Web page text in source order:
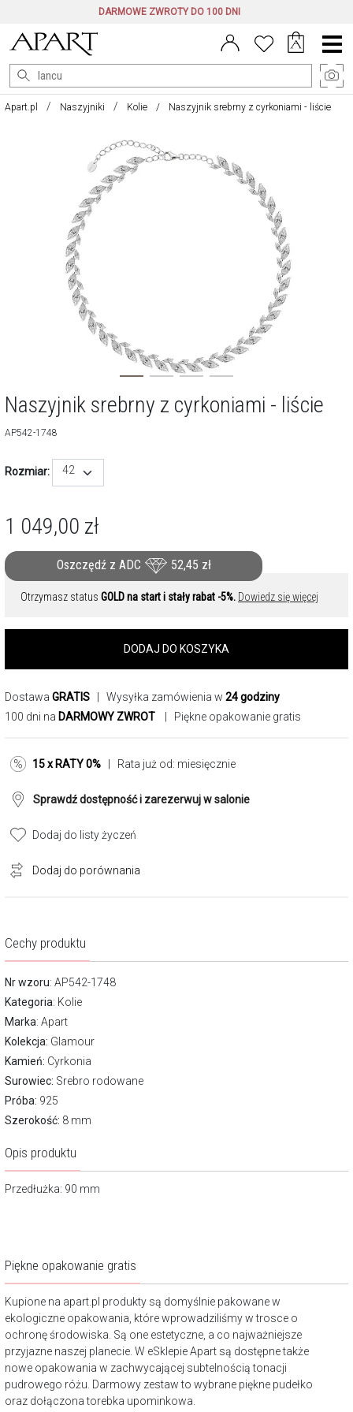
DARMOWE ZWROTY DO 100 DNI
Menu
główne
Apart.pl Naszyjniki Kolie Naszyjnik srebrny z cyrkoniami - liście
Naszyjnik srebrny z cyrkoniami - liście
AP542-1748
Rozmiar: 42
1 049,00 zł
Oszczędź z ADC 52,45 zł
Otrzymasz status GOLD na start i stały rabat -5%. Dowiedz się więcej
DODAJ DO KOSZYKA
Dostawa GRATIS | Wysyłka zamówienia w 24 godziny
100 dni na DARMOWY ZWROT | Piękne opakowanie gratis
15 x RATY 0% | Rata już od: miesięcznie
Sprawdź dostępność i zarezerwuj w salonie
Dodaj do listy życzeń
Dodaj do porównania
Cechy produktu
Nr wzoru: AP542-1748
Kategoria: Kolie
Marka: Apart
Kolekcja: Glamour
Kamień: Cyrkonia
Surowiec: Srebro rodowane
Próba: 925
Szerokość: 8 mm
Opis produktu
Przedłużka: 90 mm
Piękne opakowanie gratis
Kupione na apart.pl produkty są domyślnie pakowane w
ekologiczne opakowania, które wprowadziliśmy w trosce o
ochronę środowiska. Są one estetyczne, a co najważniejsze
przyjazne naszej planecie. W eSklepie Apart są dostępne także
nowe opakowania w zachwycającej subtelnością tonacji
pudrowego różu. Darmowy zestaw to wybrane piękne pudełko
oraz dołączona torebka upominkowa.